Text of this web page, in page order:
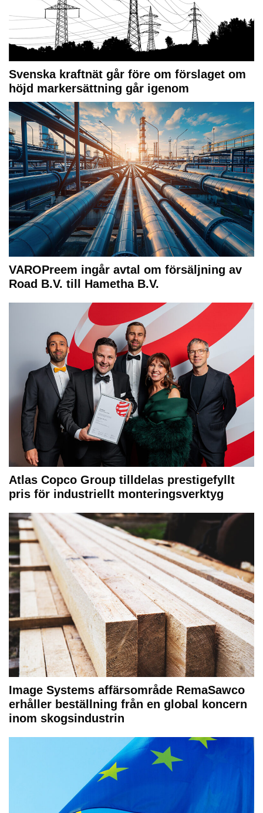
Svenska kraftnät går före om förslaget om
höjd markersättning går igenom
VAROPreem ingår avtal om försäljning av
Road B.V. till Hametha B.V.
Atlas Copco Group tilldelas prestigefyllt
pris för industriellt monteringsverktyg
Image Systems affärsområde RemaSawco
erhåller beställning från en global koncern
inom skogsindustrin